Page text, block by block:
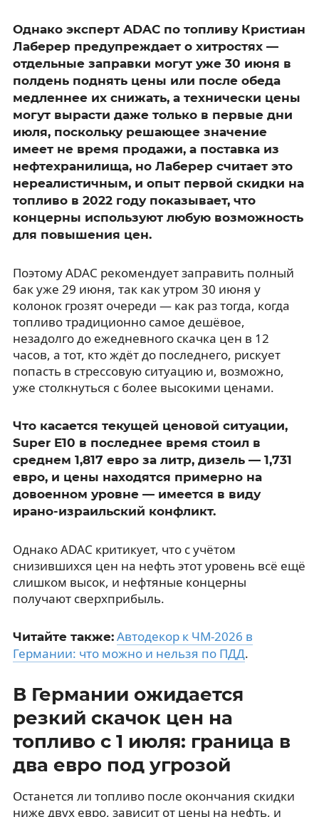
Однако эксперт ADAC по топливу Кристиан
Лаберер предупреждает о хитростях —
отдельные заправки могут уже 30 июня в
полдень поднять цены или после обеда
медленнее их снижать, а технически цены
могут вырасти даже только в первые дни
июля, поскольку решающее значение
имеет не время продажи, а поставка из
нефтехранилища, но Лаберер считает это
нереалистичным, и опыт первой скидки на
топливо в 2022 году показывает, что
концерны используют любую возможность
для повышения цен.
Поэтому ADAC рекомендует заправить полный
бак уже 29 июня, так как утром 30 июня у
колонок грозят очереди — как раз тогда, когда
топливо традиционно самое дешёвое,
незадолго до ежедневного скачка цен в 12
часов, а тот, кто ждёт до последнего, рискует
попасть в стрессовую ситуацию и, возможно,
уже столкнуться с более высокими ценами.
Что касается текущей ценовой ситуации,
Super E10 в последнее время стоил в
среднем 1,817 евро за литр, дизель — 1,731
евро, и цены находятся примерно на
довоенном уровне — имеется в виду
ирано-израильский конфликт.
Однако ADAC критикует, что с учётом
снизившихся цен на нефть этот уровень всё ещё
слишком высок, и нефтяные концерны
получают сверхприбыль.
Читайте также: Автодекор к ЧМ-2026 в
Германии: что можно и нельзя по ПДД.
В Германии ожидается
резкий скачок цен на
топливо с 1 июля: граница в
два евро под угрозой
Останется ли топливо после окончания скидки
ниже двух евро, зависит от цены на нефть, и